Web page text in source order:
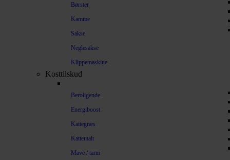
Børster
Kamme
Sakse
Neglesakse
Klippemaskine
Kosttilskud
Beroligende
Energiboost
Kattegræs
Kattemalt
Mave / tarm